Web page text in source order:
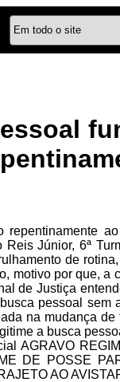
Reis Júnior, 6ª
de
motivo por que,
de Justiça
pessoal
na mudança
a busca
AGRAVO
DE POSSE
AO